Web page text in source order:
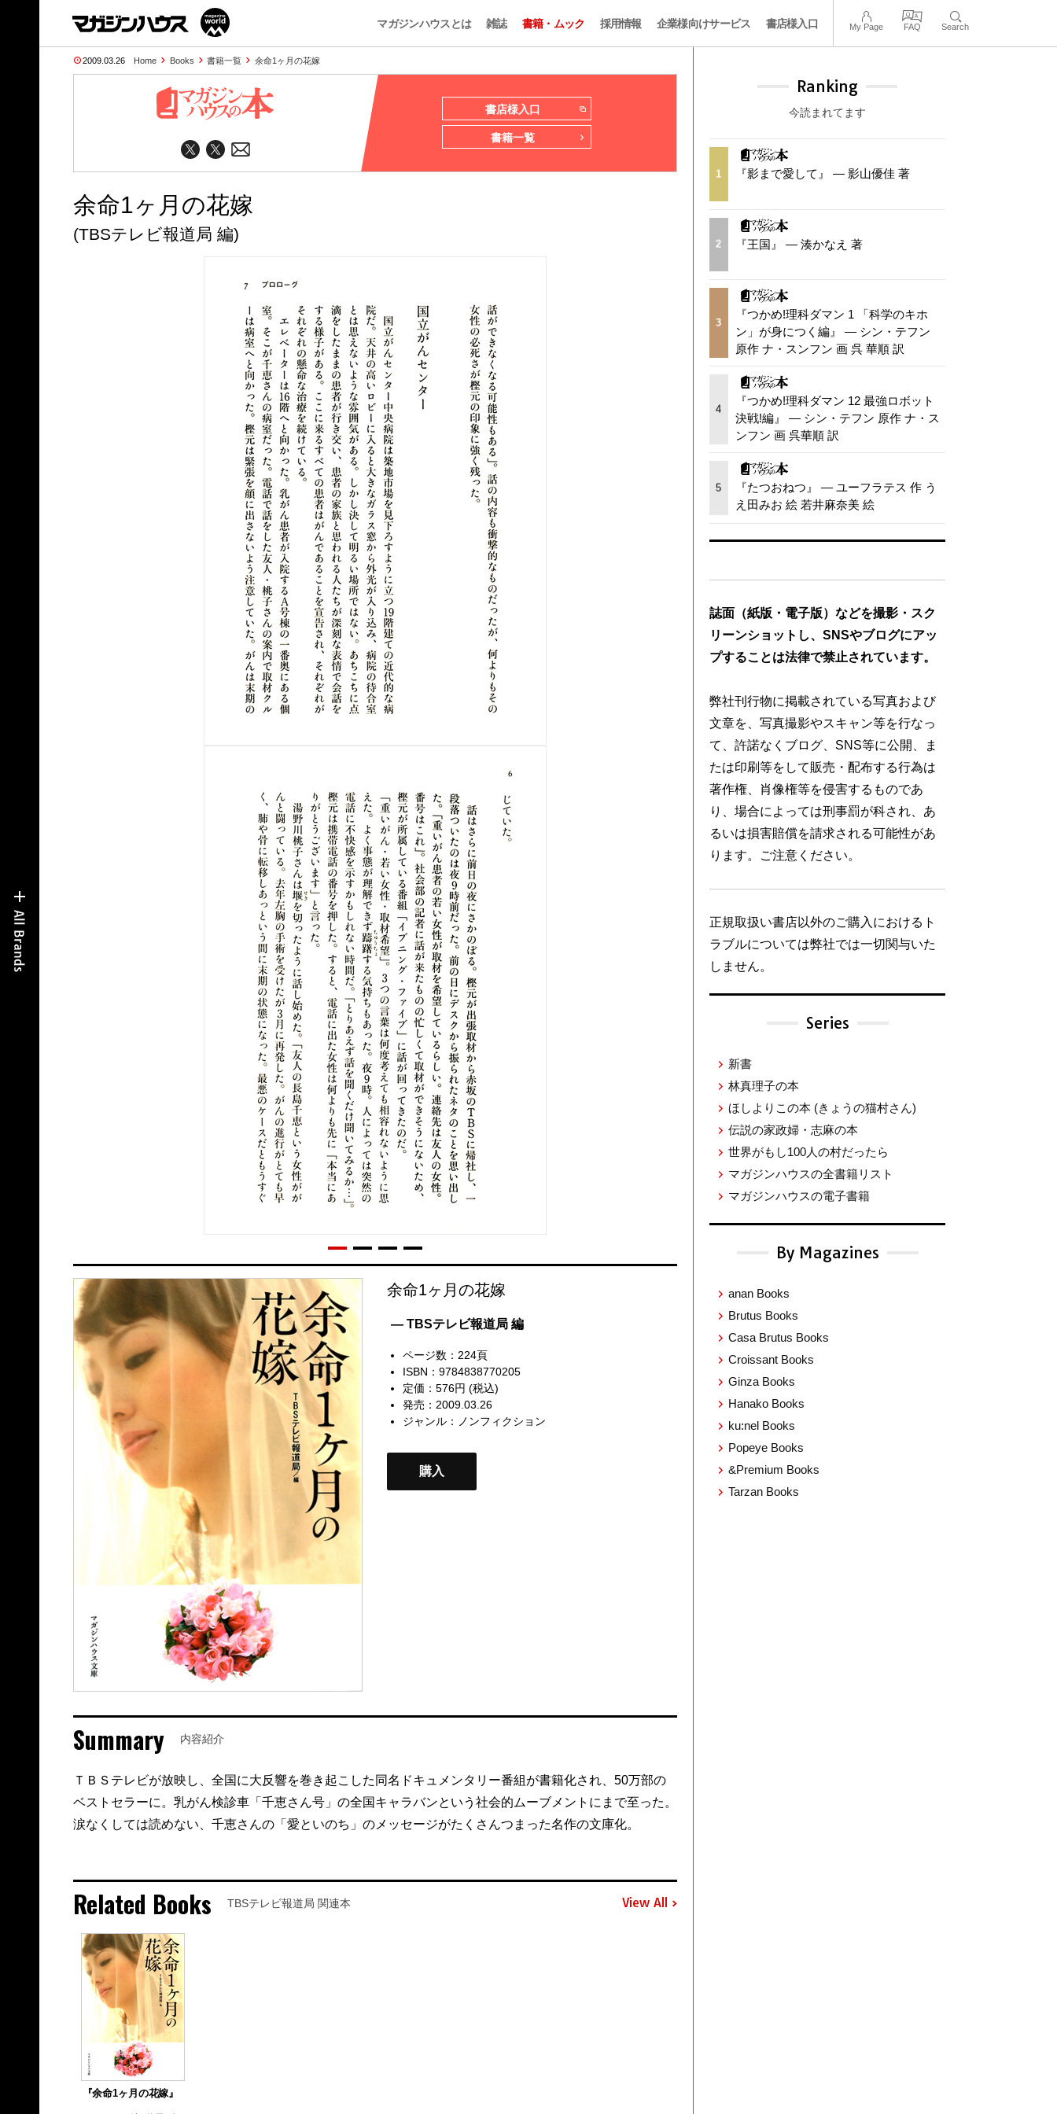
マガジンハウスとは 雑誌 書籍・ムック 採用情報 企業様向けサービス 書店様入口 My Page FAQ Search
2009.03.26 Home Books 書籍一覧 余命1ヶ月の花嫁
書店様入口
書籍一覧
余命1ヶ月の花嫁
(TBSテレビ報道局 編)
余命1ヶ月の花嫁
— TBSテレビ報道局 編
ページ数：224頁
ISBN：9784838770205
定価：576円 (税込)
発売：2009.03.26
ジャンル：
ノンフィクション
購入
Summary 内容紹介
ＴＢＳテレビが放映し、全国に大反響を巻き起こした同名ドキュメンタリー番組が書籍化され、50万部の
ベストセラーに。乳がん検診車「千恵さん号」の全国キャラバンという社会的ムーブメントにまで至った。
涙なくしては読めない、千恵さんの「愛といのち」のメッセージがたくさんつまった名作の文庫化。
Related Books TBSテレビ報道局 関連本 View All
『余命1ヶ月の花嫁』
Ranking
今読まれてます
1 『影まで愛して』 — 影山優佳 著
2 『王国』 — 湊かなえ 著
3
『つかめ!理科ダマン 1 「科学のキホ
ン」が身につく編』 — シン・テフン
原作 ナ・スンフン 画 呉 華順 訳
4
『つかめ!理科ダマン 12 最強ロボット
決戦!編』 — シン・テフン 原作 ナ・ス
ンフン 画 呉華順 訳
5
『たつおねつ』 — ユーフラテス 作 う
え田みお 絵 若井麻奈美 絵
誌面（紙版・電子版）などを撮影・スク
リーンショットし、SNSやブログにアッ
プすることは法律で禁止されています。
弊社刊行物に掲載されている写真および
文章を、写真撮影やスキャン等を行なっ
て、許諾なくブログ、SNS等に公開、ま
たは印刷等をして販売・配布する行為は
著作権、肖像権等を侵害するものであ
り、場合によっては刑事罰が科され、あ
るいは損害賠償を請求される可能性があ
ります。ご注意ください。
正規取扱い書店以外のご購入におけるト
ラブルについては弊社では一切関与いた
しません。
Series
新書
林真理子の本
ほしよりこの本 (きょうの猫村さん)
伝説の家政婦・志麻の本
世界がもし100人の村だったら
マガジンハウスの全書籍リスト
マガジンハウスの電子書籍
By Magazines
anan Books
Brutus Books
Casa Brutus Books
Croissant Books
Ginza Books
Hanako Books
ku:nel Books
Popeye Books
&Premium Books
Tarzan Books